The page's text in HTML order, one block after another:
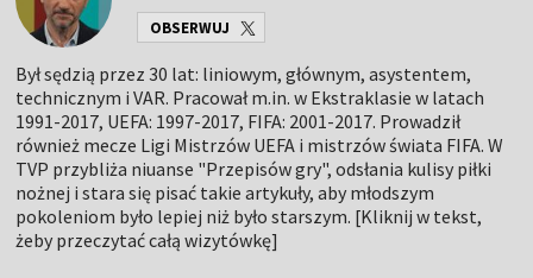
OBSERWUJ
Był sędzią przez 30 lat: liniowym, głównym, asystentem,
technicznym i VAR. Pracował m.in. w Ekstraklasie w latach
1991-2017, UEFA: 1997-2017, FIFA: 2001-2017. Prowadził
również mecze Ligi Mistrzów UEFA i mistrzów świata FIFA. W
TVP przybliża niuanse "Przepisów gry", odsłania kulisy piłki
nożnej i stara się pisać takie artykuły, aby młodszym
pokoleniom było lepiej niż było starszym. [Kliknij w tekst,
żeby przeczytać całą wizytówkę]